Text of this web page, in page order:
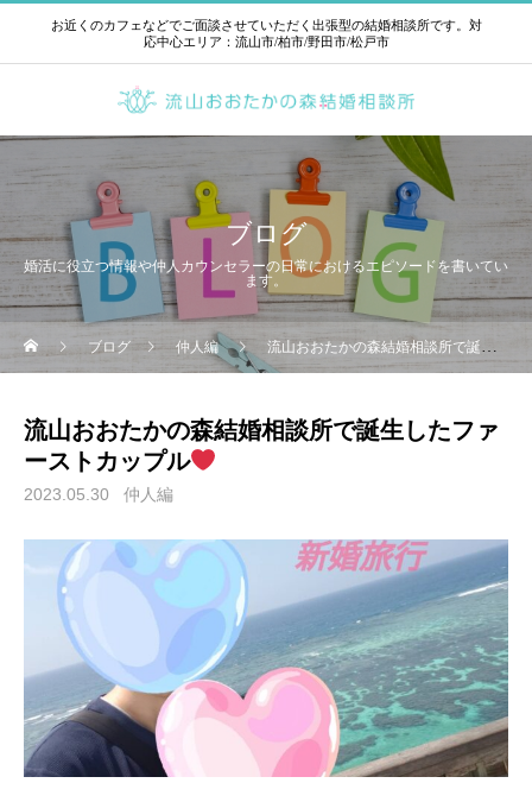
お近くのカフェなどでご面談させていただく出張型の結婚相談所です。対
応中心エリア：流山市/柏市/野田市/松戸市
ブログ
婚活に役立つ情報や仲人カウンセラーの日常におけるエピソードを書いてい
ます。
ブログ 仲人編 流山おおたかの森結婚相談所で誕生したファーストカップル
流山おおたかの森結婚相談所で誕生したファ
ーストカップル
2023.05.30 仲人編